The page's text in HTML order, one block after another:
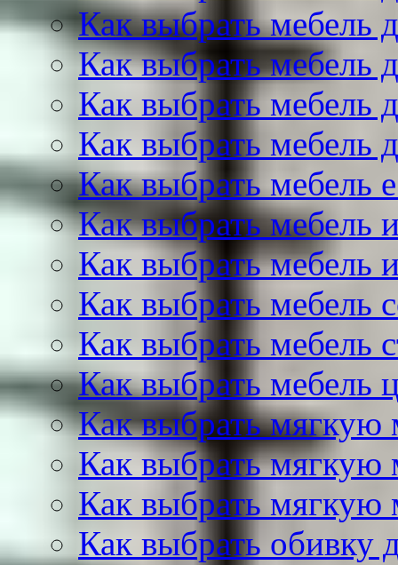
Как выбрать мебель
Как выбрать мебель
Как выбрать мебель
Как выбрать мебель
Как выбрать мебель
Как выбрать мебель
Как выбрать мебель
Как выбрать мебель
Как выбрать мебель
Как выбрать мебель
Как выбрать мягкую
Как выбрать мягкую
Как выбрать мягкую
Как выбрать обивку